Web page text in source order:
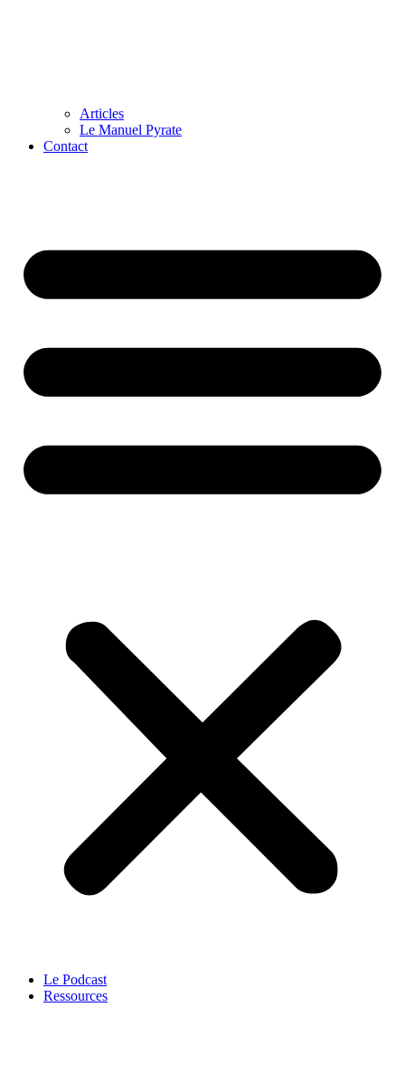
Articles
Le Manuel Pyrate
Contact
Le Podcast
Ressources